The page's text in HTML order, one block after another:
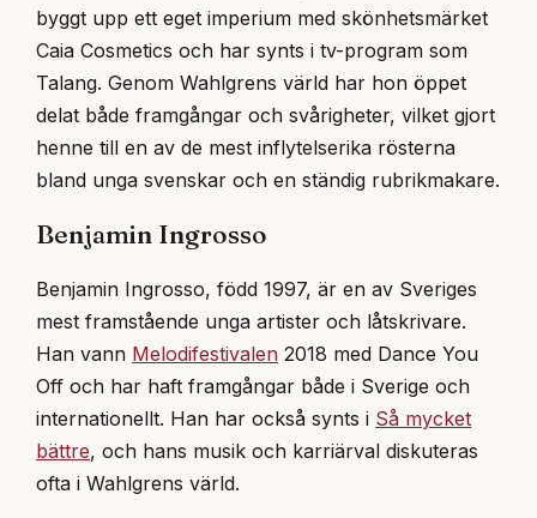
byggt upp ett eget imperium med skönhetsmärket
Caia Cosmetics och har synts i tv-program som
Talang. Genom Wahlgrens värld har hon öppet
delat både framgångar och svårigheter, vilket gjort
henne till en av de mest inflytelserika rösterna
bland unga svenskar och en ständig rubrikmakare.
Benjamin Ingrosso
Benjamin Ingrosso, född 1997, är en av Sveriges
mest framstående unga artister och låtskrivare.
Han vann Melodifestivalen 2018 med Dance You
Off och har haft framgångar både i Sverige och
internationellt. Han har också synts i Så mycket
bättre, och hans musik och karriärval diskuteras
ofta i Wahlgrens värld.